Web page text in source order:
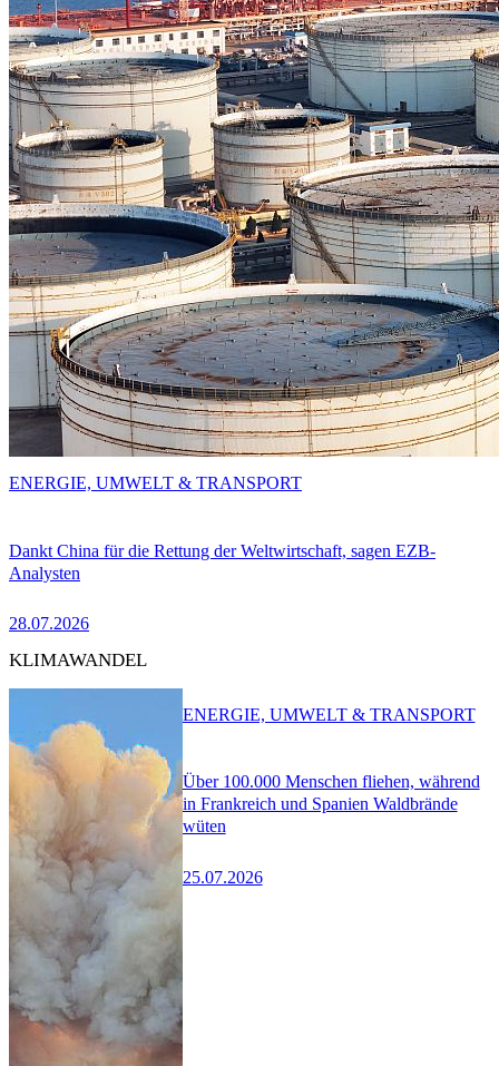
Dankt China für die Rettung der Weltwirtschaft, sagen EZB-
Analysten
28.07.2026
ENERGIE, UMWELT & TRANSPORT
KLIMAWANDEL
Über 100.000 Menschen fliehen, während
in Frankreich und Spanien Waldbrände
wüten
25.07.2026
ENERGIE, UMWELT & TRANSPORT